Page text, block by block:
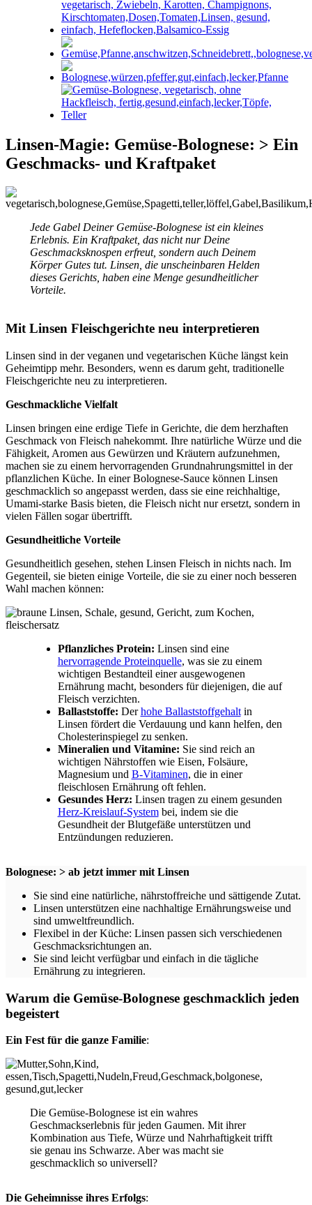
Linsen-Magie: Gemüse-Bolognese: > Ein
Geschmacks- und Kraftpaket
Jede Gabel Deiner Gemüse-Bolognese ist ein kleines
Erlebnis. Ein Kraftpaket, das nicht nur Deine
Geschmacksknospen erfreut, sondern auch Deinem
Körper Gutes tut. Linsen, die unscheinbaren Helden
dieses Gerichts, haben eine Menge gesundheitlicher
Vorteile.
Mit Linsen Fleischgerichte neu interpretieren
Linsen sind in der veganen und vegetarischen Küche längst kein
Geheimtipp mehr. Besonders, wenn es darum geht, traditionelle
Fleischgerichte neu zu interpretieren.
Geschmackliche Vielfalt
Linsen bringen eine erdige Tiefe in Gerichte, die dem herzhaften
Geschmack von Fleisch nahekommt. Ihre natürliche Würze und die
Fähigkeit, Aromen aus Gewürzen und Kräutern aufzunehmen,
machen sie zu einem hervorragenden Grundnahrungsmittel in der
pflanzlichen Küche. In einer Bolognese-Sauce können Linsen
geschmacklich so angepasst werden, dass sie eine reichhaltige,
Umami-starke Basis bieten, die Fleisch nicht nur ersetzt, sondern in
vielen Fällen sogar übertrifft.
Gesundheitliche Vorteile
Gesundheitlich gesehen, stehen Linsen Fleisch in nichts nach. Im
Gegenteil, sie bieten einige Vorteile, die sie zu einer noch besseren
Wahl machen können:
Pflanzliches Protein: Linsen sind eine
hervorragende Proteinquelle, was sie zu einem
wichtigen Bestandteil einer ausgewogenen
Ernährung macht, besonders für diejenigen, die auf
Fleisch verzichten.
Ballaststoffe: Derhohe Ballaststoffgehaltin
Linsen fördert die Verdauung und kann helfen, den
Cholesterinspiegel zu senken.
Mineralien und Vitamine: Sie sind reich an
wichtigen Nährstoffen wie Eisen, Folsäure,
Magnesium und B-Vitaminen, die in einer
fleischlosen Ernährung oft fehlen.
Gesundes Herz: Linsen tragen zu einem gesunden
Herz-Kreislauf-Systembei, indem sie die
Gesundheit der Blutgefäße unterstützen und
Entzündungen reduzieren.
Bolognese: > ab jetzt immer mit Linsen
Sie sind eine natürliche, nährstoffreiche und sättigende Zutat.
Linsen unterstützen eine nachhaltige Ernährungsweise und
sind umweltfreundlich.
Flexibel in der Küche: Linsen passen sich verschiedenen
Geschmacksrichtungen an.
Sie sind leicht verfügbar und einfach in die tägliche
Ernährung zu integrieren.
Warum die Gemüse-Bolognese geschmacklich jeden
begeistert
Ein Fest für die ganze Familie:
Die Gemüse-Bolognese ist ein wahres
Geschmackserlebnis für jeden Gaumen. Mit ihrer
Kombination aus Tiefe, Würze und Nahrhaftigkeit trifft
sie genau ins Schwarze. Aber was macht sie
geschmacklich so universell?
Die Geheimnisse ihres Erfolgs: